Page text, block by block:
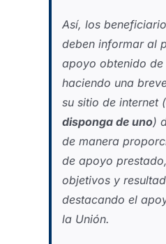
Así, los
deben informar al
apoyo obtenido
haciendo una
su sitio de internet (
disponga de uno)
de manera
de apoyo
objetivos y
destacando el
la Unión.